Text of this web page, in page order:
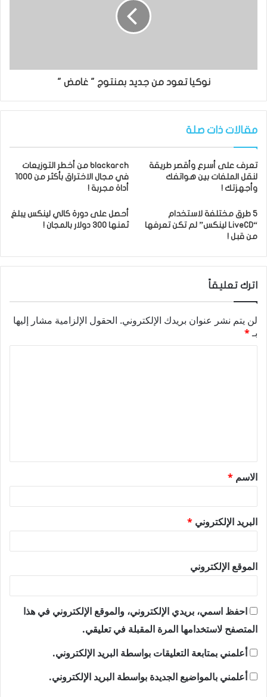
نوكيا تعود من جديد بمنتوج " غامض "
مقالات ذات صلة
تعرف على أسرع وأقصر طريقة
لنقل الملفات بين هواتفك
وأجهزتك !
blackarch من أخطر التوزيعات
في مجال الاختراق بأكثر من 1000
أداة مجربة !
5 طرق مختلفة لاستخدام
“LiveCD لينكس” لم تكن تعرفها
من قبل !
أحصل على دورة كالي لينكس يبلغ
ثمنها 300 دولار بالمجان !
اترك تعليقاً
لن يتم نشر عنوان بريدك الإلكتروني. الحقول الإلزامية مشار إليها
بـ*
ق
*
الاسم *
البريد الإلكتروني *
الموقع الإلكتروني
احفظ اسمي، بريدي الإلكتروني، والموقع الإلكتروني في هذا
المتصفح لاستخدامها المرة المقبلة في تعليقي.
أعلمني بمتابعة التعليقات بواسطة البريد الإلكتروني.
أعلمني بالمواضيع الجديدة بواسطة البريد الإلكتروني.